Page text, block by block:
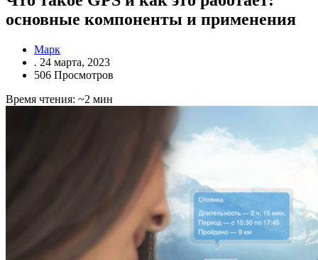
основные компоненты и применения
Марк
. 24 марта, 2023
506 Просмотров
Время чтения: ~2 мин